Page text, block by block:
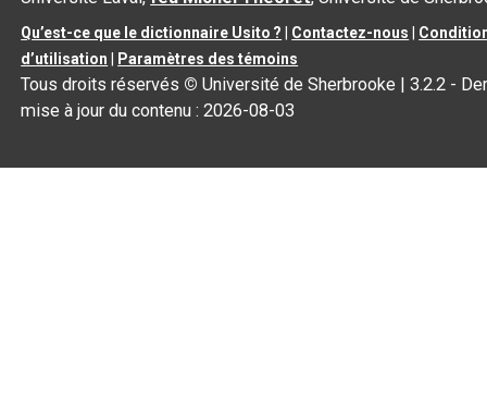
Qu’est-ce que le dictionnaire Usito ? Contactez-nous
d’utilisation
Paramètres des témoins
Tous droits réservés © Université de Sherbrooke |3.2.2 -
mise à jour du contenu :2026-08-03